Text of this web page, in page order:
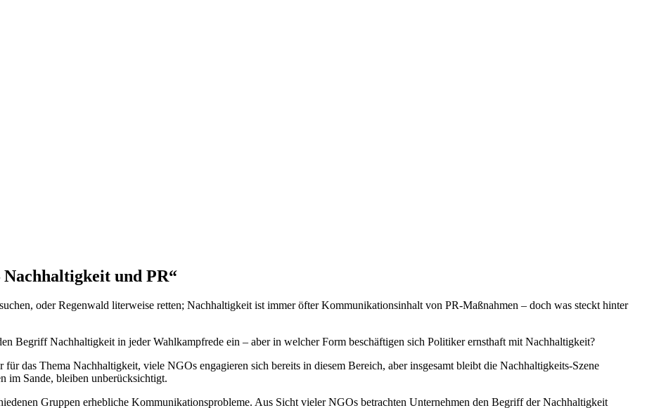
und PR“
oder Regenwald literweise retten; Nachhaltigkeit ist immer öfter Kommunikationsinhalt von PR-Maßnahmen – doch was steckt hinter
Begriff Nachhaltigkeit in jeder Wahlkampfrede ein – aber in welcher Form beschäftigen sich Politiker ernsthaft mit Nachhaltigkeit?
für das Thema Nachhaltigkeit, viele NGOs engagieren sich bereits in diesem Bereich, aber insgesamt bleibt die Nachhaltigkeits-Szene
im Sande, bleiben unberücksichtigt.
Gruppen erhebliche Kommunikationsprobleme. Aus Sicht vieler NGOs betrachten Unternehmen den Begriff der Nachhaltigkeit